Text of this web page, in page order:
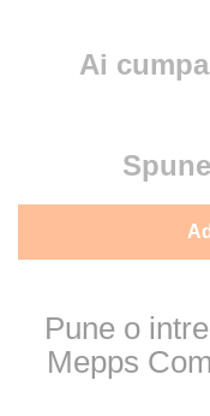
Ai
Pune o
Mepps